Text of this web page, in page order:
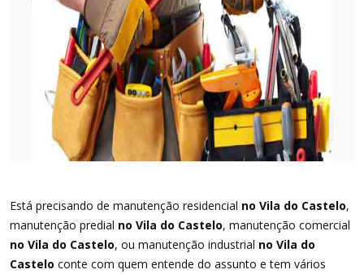
Está precisando de manutenção residencial no Vila do Castelo,
manutenção predial no Vila do Castelo, manutenção comercial
no Vila do Castelo, ou manutenção industrial no Vila do
Castelo conte com quem entende do assunto e tem vários